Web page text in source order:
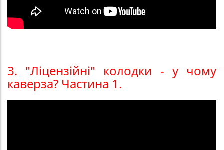
3. "Ліцензійні" колодки - у чому
каверза? Частина 1.